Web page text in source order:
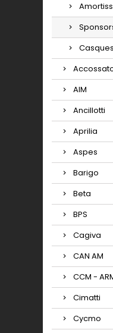
Casques
AIM
Ancillotti
Aprilia
Aspes
Barigo
Beta
BPS
Cagiva
CAN AM
CCM -
Cimatti
Cycmo